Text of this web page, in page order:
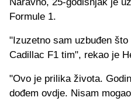
Formule 1.
"Izuzetno sam uzbuđen
Cadillac F1 tim", rekao je
"Ovo je prilika života.
dođem ovdje. Nisam